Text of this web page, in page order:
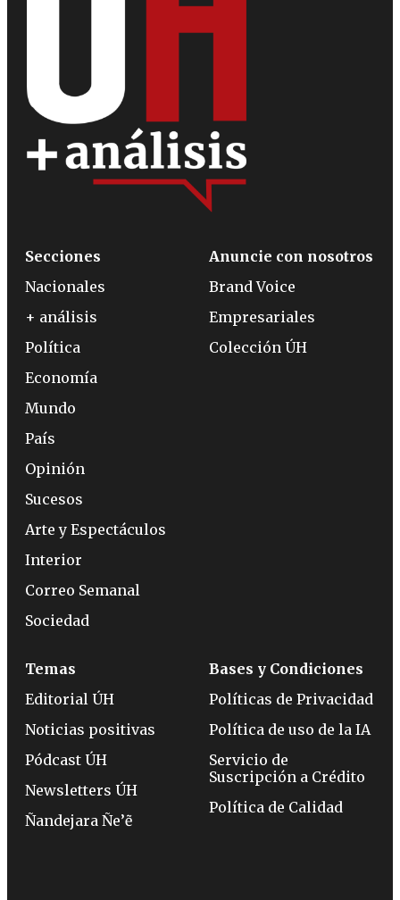
Secciones
Nacionales
+ análisis
Política
Economía
Mundo
País
Opinión
Sucesos
Arte y Espectáculos
Interior
Correo Semanal
Sociedad
Anuncie con nosotros
Brand Voice
Empresariales
Colección ÚH
Temas
Editorial ÚH
Noticias positivas
Pódcast ÚH
Newsletters ÚH
Ñandejara Ñe’ẽ
Bases y Condiciones
Políticas de Privacidad
Política de uso de la IA
Servicio de
Suscripción a Crédito
Política de Calidad